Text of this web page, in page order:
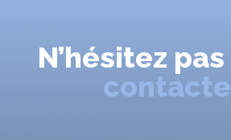
N’hésitez pas